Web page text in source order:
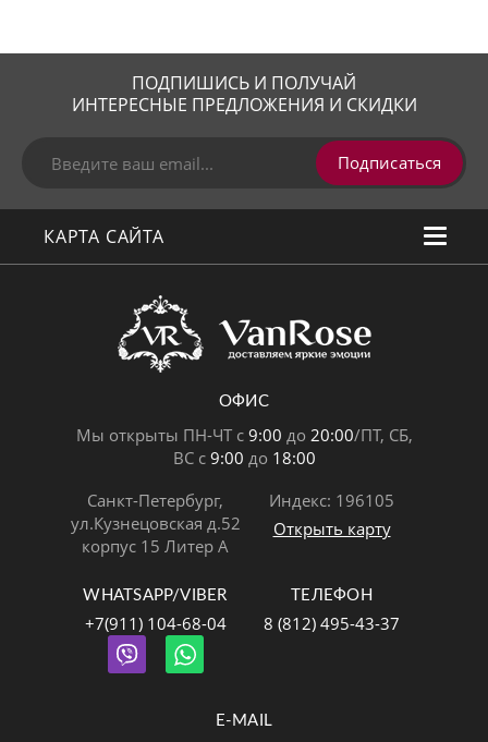
ПОДПИШИСЬ И ПОЛУЧАЙ
ИНТЕРЕСНЫЕ ПРЕДЛОЖЕНИЯ И СКИДКИ
Подписаться
КАРТА САЙТА
ОФИС
Мы открыты ПН-ЧТ с 9:00 до 20:00/ПТ, СБ,
ВС с 9:00 до 18:00
Санкт-Петербург,
ул.Кузнецовская д.52
корпус 15 Литер А
Индекс: 196105
Открыть карту
WHATSAPP/VIBER
+7(911) 104-68-04
ТЕЛЕФОН
8 (812) 495-43-37
E-MAIL